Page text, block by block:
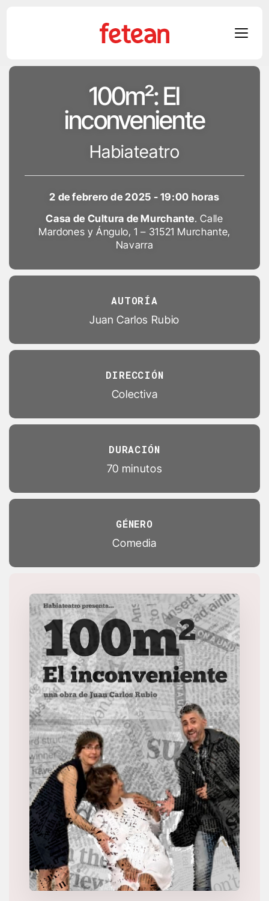
Skip
100m²: El
inconveniente
Habiateatro
2 de febrero de 2025 - 19:00 horas
Casa de Cultura de Murchante. Calle
Mardones y Ángulo, 1 – 31521 Murchante,
Navarra
AUTORÍA
Juan Carlos Rubio
DIRECCIÓN
Colectiva
DURACIÓN
70 minutos
GÉNERO
Comedia